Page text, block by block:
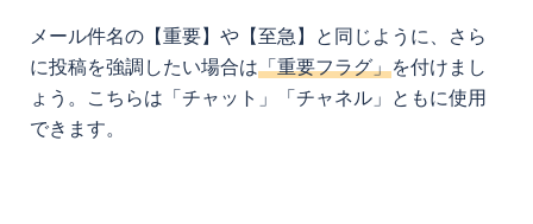
メール件名の【重要】や【至急】と同じように、さら
に投稿を強調したい場合は「重要フラグ」を付けまし
ょう。こちらは「チャット」「チャネル」ともに使用
できます。